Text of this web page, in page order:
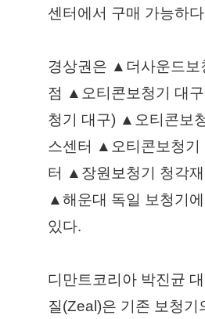
센터에서 구매 가능하
경상권은 ▲더사운드보
점 ▲오티콘보청기 대
청기 대구) ▲오티콘보
스센터 ▲오티콘보청기
터 ▲장원보청기 청각
▲해운대 독일 보청기
있다.
디만트코리아 박진균
질(Zeal)은 기존 보청기